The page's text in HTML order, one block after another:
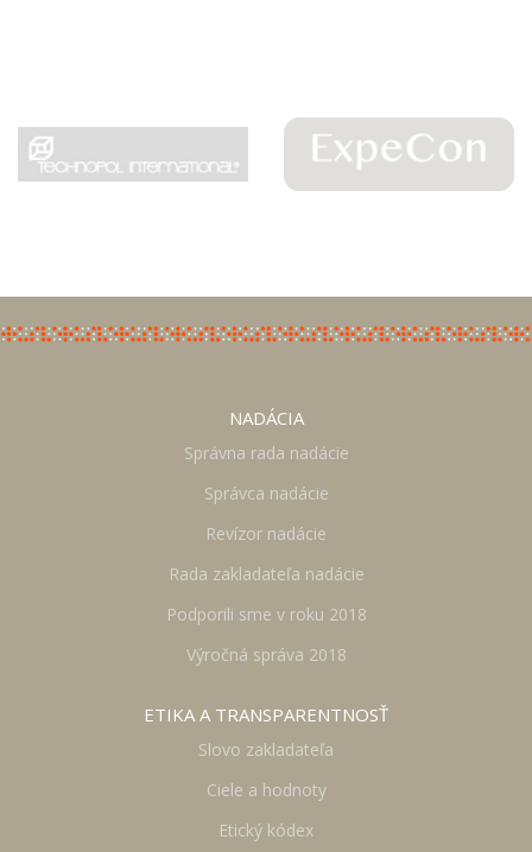
NADÁCIA
Správna rada nadácie
Správca nadácie
Revízor nadácie
Rada zakladateľa nadácie
Podporili sme v roku 2018
Výročná správa 2018
ETIKA A TRANSPARENTNOSŤ
Slovo zakladateľa
Ciele a hodnoty
Etický kódex